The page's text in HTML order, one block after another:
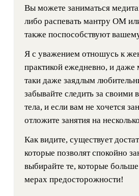
Вы можете заниматься
либо распевать мантру ОМ
также поспособствуют
Я с уважением отношусь к
практикой ежедневно, и даже
таки даже заядлым
забывайте следить за
тела, и если вам не хочется
отложите занятия на
Как видите, существует
которые позволят спокойно
выбирайте те, которые
мерах предосторожности!